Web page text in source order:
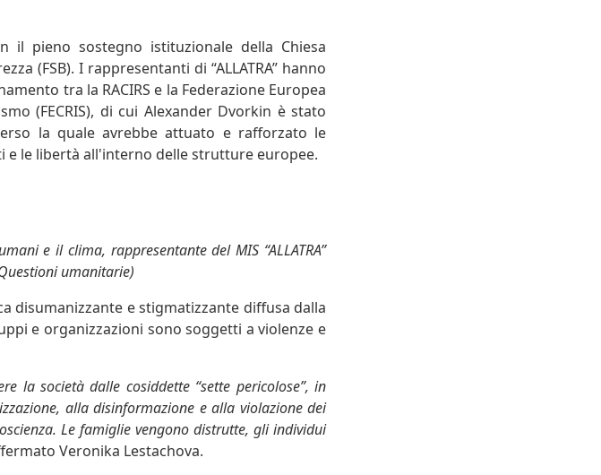
il pieno sostegno istituzionale della Chiesa
(FSB). I rappresentanti di “ALLATRA” hanno
tra la RACIRS e la Federazione Europea
(FECRIS), di cui Alexander Dvorkin è stato
la quale avrebbe attuato e rafforzato le
le libertà all'interno delle strutture europee.
e il clima, rappresentante del MIS “ALLATRA”
umanitarie)
disumanizzante e stigmatizzante diffusa dalla
e organizzazioni sono soggetti a violenze e
la società dalle cosiddette “sette pericolose”, in
alla disinformazione e alla violazione dei
Le famiglie vengono distrutte, gli individui
Veronika Lestachova.